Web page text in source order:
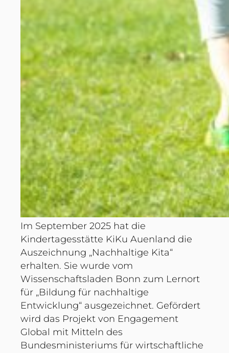
Im September 2025 hat die
Kindertagesstätte KiKu Auenland die
Auszeichnung „Nachhaltige Kita“
erhalten. Sie wurde vom
Wissenschaftsladen Bonn zum Lernort
für „Bildung für nachhaltige
Entwicklung“ ausgezeichnet. Gefördert
wird das Projekt von Engagement
Global mit Mitteln des
Bundesministeriums für wirtschaftliche